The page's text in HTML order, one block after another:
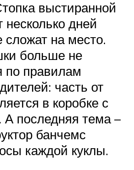
выстиранной
дней
сложат на место.
больше не
по правилам
часть от
в коробке с
последняя тема –
банчемс
каждой куклы.